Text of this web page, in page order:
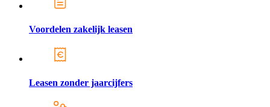
Voordelen zakelijk leasen
Leasen zonder jaarcijfers